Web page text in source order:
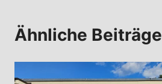
Ähnliche Beiträge